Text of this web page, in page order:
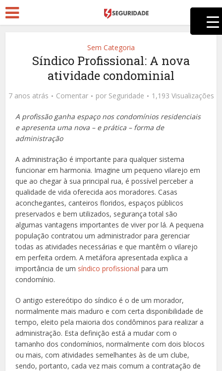
Sem Categoria
Síndico Profissional: A nova
atividade condominial
7 anos atrás Comentar por Seguridade 1,193 Visualizações
A profissão ganha espaço nos condomínios residenciais
e apresenta uma nova – e prática – forma de
administração
A administração é importante para qualquer sistema
funcionar em harmonia. Imagine um pequeno vilarejo em
que ao chegar à sua principal rua, é possível perceber a
qualidade de vida oferecida aos moradores. Casas
aconchegantes, canteiros floridos, espaços públicos
preservados e bem utilizados, segurança total são
algumas vantagens importantes de viver por lá. A pequena
população contratou um administrador para gerenciar
todas as atividades necessárias e que mantêm o vilarejo
em perfeita ordem. A metáfora apresentada explica a
importância de um síndico profissional para um
condomínio.
O antigo estereótipo do síndico é o de um morador,
normalmente mais maduro e com certa disponibilidade de
tempo, eleito pela maioria dos condôminos para realizar a
administração. Esta definição está a mudar com o
tamanho dos condomínios, normalmente com dois blocos
ou mais, com atividades semelhantes às de um clube,
sendo, portanto, cada vez mais comum a contratação de